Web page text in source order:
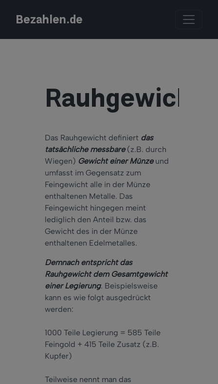
Bezahlen.de
Rauhgewicht
Das Rauhgewicht definiert das
tatsächliche messbare (z.B. durch
Wiegen) Gewicht einer Münzeund
umfasst im Gegensatz zum
Feingewicht alle in der Münze
enthaltenen Metalle. Das
Feingewicht hingegen meint
lediglich den Anteil bzw. das
Gewicht des in der Münze
enthaltenen Edelmetalles.
Demnach entspricht das
Rauhgewicht dem Gesamtgewicht
einer Legierung. Beispielsweise
kann es wie folgt ausgedrückt
werden:
1000 Teile Legierung = 585 Teile
Feingold + 415 Teile Zusatz (z.B.
Kupfer)
Teilweise nennt man das